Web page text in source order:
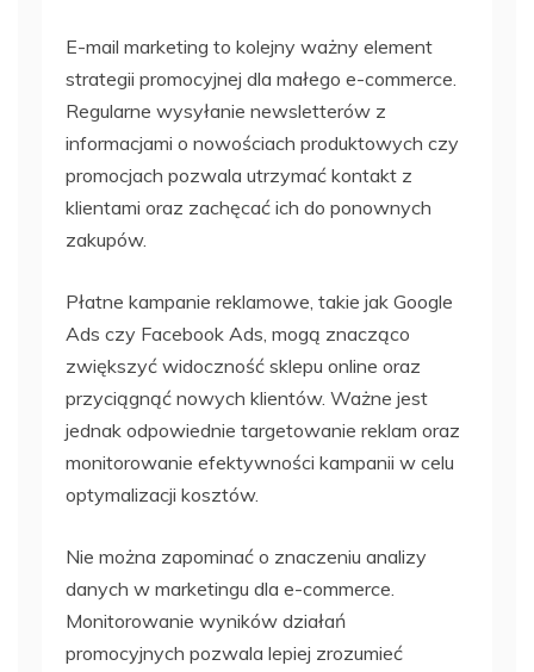
E-mail marketing to kolejny ważny element
strategii promocyjnej dla małego e-commerce.
Regularne wysyłanie newsletterów z
informacjami o nowościach produktowych czy
promocjach pozwala utrzymać kontakt z
klientami oraz zachęcać ich do ponownych
zakupów.
Płatne kampanie reklamowe, takie jak Google
Ads czy Facebook Ads, mogą znacząco
zwiększyć widoczność sklepu online oraz
przyciągnąć nowych klientów. Ważne jest
jednak odpowiednie targetowanie reklam oraz
monitorowanie efektywności kampanii w celu
optymalizacji kosztów.
Nie można zapominać o znaczeniu analizy
danych w marketingu dla e-commerce.
Monitorowanie wyników działań
promocyjnych pozwala lepiej zrozumieć